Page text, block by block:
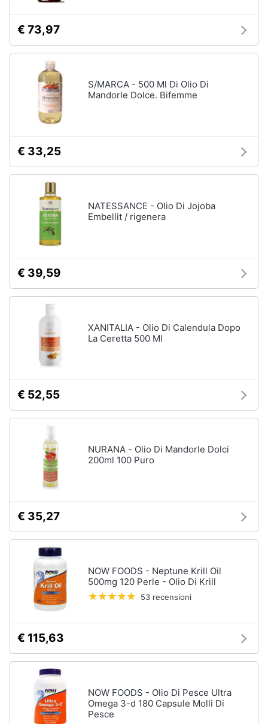
€ 73,97
S/MARCA - 500 Ml Di Olio Di
Mandorle Dolce. Bifemme
€ 33,25
NATESSANCE - Olio Di Jojoba
Embellit / rigenera
€ 39,59
XANITALIA - Olio Di Calendula Dopo
La Ceretta 500 Ml
€ 52,55
NURANA - Olio Di Mandorle Dolci
200ml 100 Puro
€ 35,27
NOW FOODS - Neptune Krill Oil
500mg 120 Perle - Olio Di Krill
53 recensioni
€ 115,63
NOW FOODS - Olio Di Pesce Ultra
Omega 3-d 180 Capsule Molli Di
Pesce